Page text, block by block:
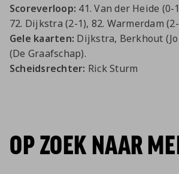
Scoreverloop: 41. Van der Heide (0-
72. Dijkstra (2-1), 82. Warmerdam
Gele kaarten: Dijkstra, Berkhout
(De Graafschap).
Scheidsrechter: Rick Sturm
OP ZOEK NAAR